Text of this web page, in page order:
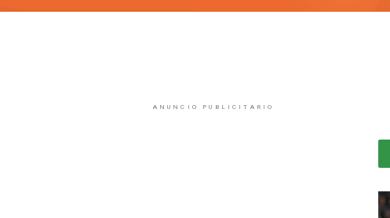
ANUNCIO PUBLICITARIO